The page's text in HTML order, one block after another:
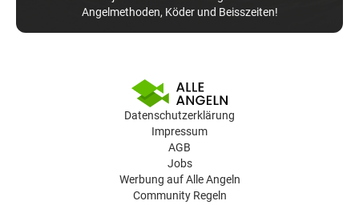
Angelmethoden, Köder und Beisszeiten!
Datenschutzerklärung
Impressum
AGB
Jobs
Werbung auf Alle Angeln
Community Regeln